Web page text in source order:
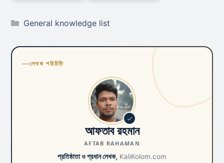
Categories
General knowledge list
লেখক পরিচিতি
আফতাব রহমান
AFTAB RAHAMAN
প্রতিষ্ঠাতা ও প্রধান লেখক, KaliKolom.com